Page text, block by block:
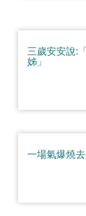
三歲安安說:
姊」
一場氣爆燒